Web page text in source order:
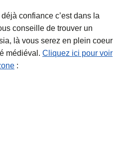
confiance c’est dans la
conseille de trouver un
là vous serez en plein coeur
médiéval. Cliquez ici pour voir
: